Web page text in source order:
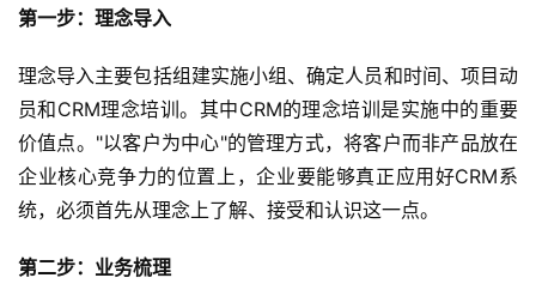
第一步：理念导入
理念导入主要包括组建实施小组、确定人员和时间、项目动
员和CRM理念培训。其中CRM的理念培训是实施中的重要
价值点。"以客户为中心"的管理方式，将客户而非产品放在
企业核心竞争力的位置上，企业要能够真正应用好CRM系
统，必须首先从理念上了解、接受和认识这一点。
第二步：业务梳理